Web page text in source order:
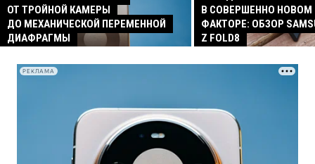
ОТ ТРОЙНОЙ КАМЕРЫ
ДО МЕХАНИЧЕСКОЙ ПЕРЕМЕННОЙ
ДИАФРАГМЫ
В СОВЕРШЕННО
ФАКТОРЕ: ОБЗОР
Z FOLD8
РЕКЛАМА